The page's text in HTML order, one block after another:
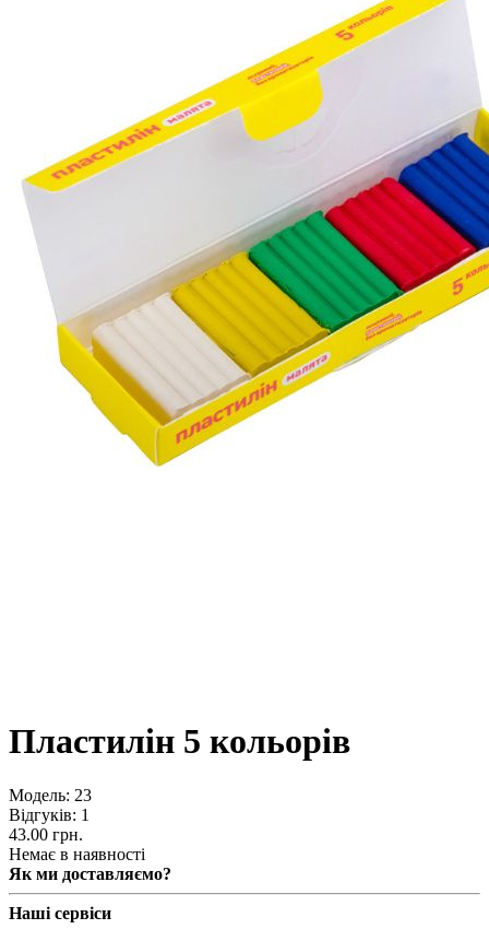
Пластилін 5 кольорів
Модель: 23
Відгуків: 1
43.00 грн.
Немає в наявності
Як ми доставляємо?
Наші сервіси